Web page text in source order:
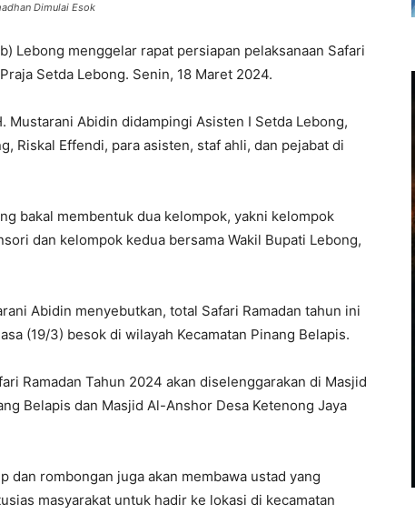
Dimulai Esok
Lebong menggelar rapat persiapan pelaksanaan Safari
Setda Lebong. Senin, 18 Maret 2024.
Mustarani Abidin didampingi Asisten I Setda Lebong,
Riskal Effendi, para asisten, staf ahli, dan pejabat di
bakal membentuk dua kelompok, yakni kelompok
dan kelompok kedua bersama Wakil Bupati Lebong,
Abidin menyebutkan, total Safari Ramadan tahun ini
(19/3) besok di wilayah Kecamatan Pinang Belapis.
Ramadan Tahun 2024 akan diselenggarakan di Masjid
Belapis dan Masjid Al-Anshor Desa Ketenong Jaya
dan rombongan juga akan membawa ustad yang
masyarakat untuk hadir ke lokasi di kecamatan